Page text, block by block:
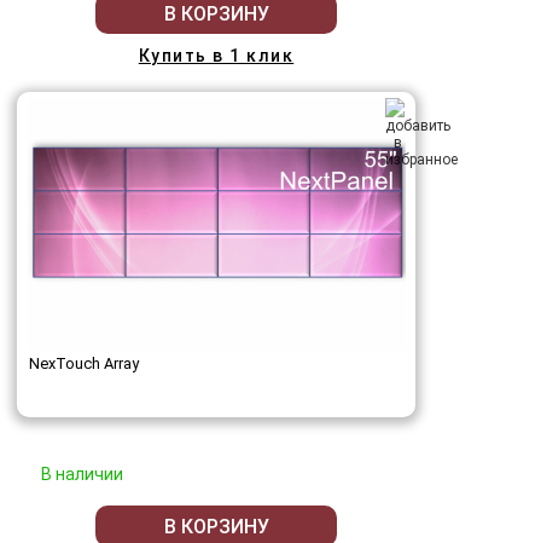
В КОРЗИНУ
Купить в 1 клик
NexTouch Array
В наличии
В КОРЗИНУ